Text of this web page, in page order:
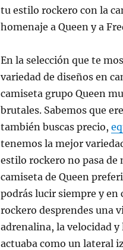
tu estilo rockero con la
homenaje a Queen y a
En la selección que te
variedad de diseños en
camiseta grupo Queen
brutales. Sabemos que
también buscas precio,
tenemos la mejor
estilo rockero no pasa de
camiseta de Queen
podrás lucir siempre y en
rockero desprendes una
adrenalina, la velocidad y
actuaba como un lateral